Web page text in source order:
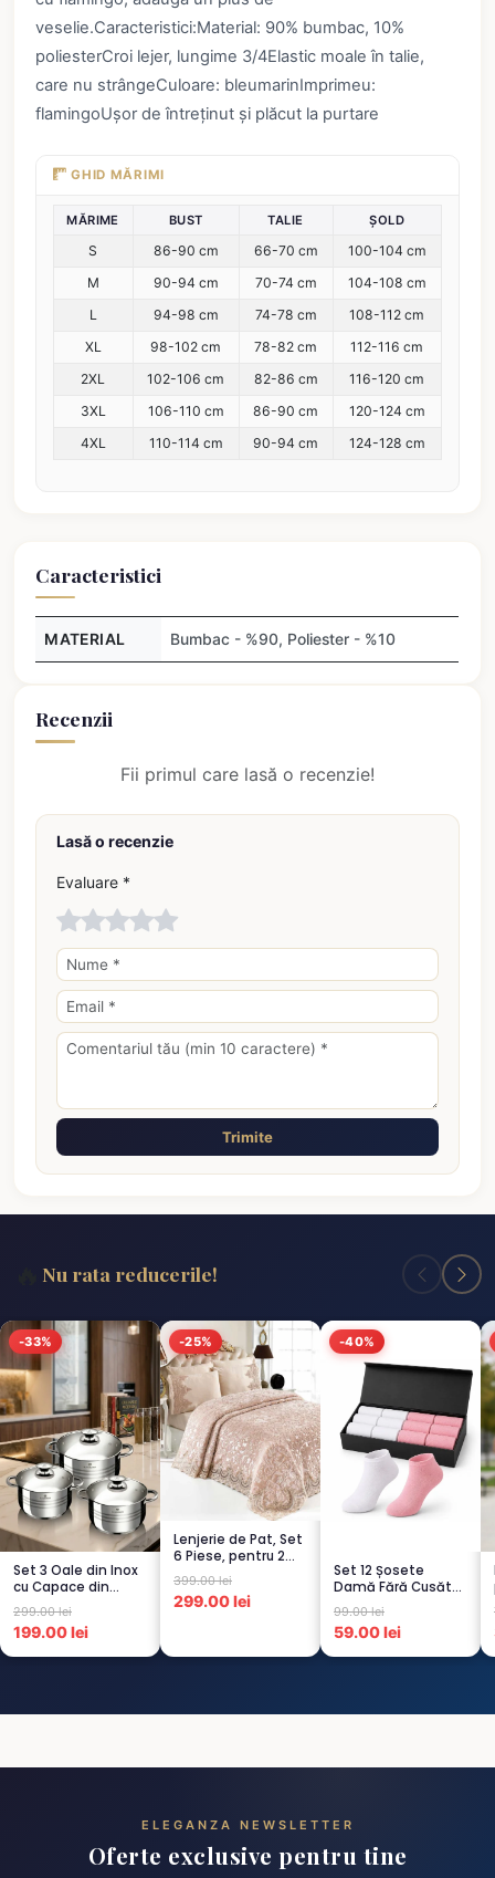
veselie.Caracteristici:Material: 90% bumbac, 10%
poliesterCroi lejer, lungime 3/4Elastic moale în talie,
care nu strângeCuloare: bleumarinImprimeu:
flamingoUșor de întreținut și plăcut la purtare
GHID MĂRIMI
MĂRIME BUST TALIE ȘOLD
S 86-90 cm 66-70 cm
100-104 cm
M
90-94 cm 70-74 cm
104-108 cm
L
94-98 cm 74-78 cm
108-112 cm
XL
98-102 cm 78-82 cm
112-116 cm
2XL
102-106 cm 82-86 cm
116-120 cm
3XL
106-110 cm 86-90 cm
120-124 cm
4XL
110-114 cm 90-94 cm 124-128 cm
Caracteristici
MATERIAL Bumbac - %90, Poliester - %10
Recenzii
Fii primul care lasă o recenzie!
Lasă o recenzie
Evaluare *
Trimite
Nu rata reducerile!
-33%
Set 3 Oale din Inox
cu Capace din
Sticlă
Termorezistent...
299.00 lei
199.00 lei
-25%
Lenjerie de Pat, Set
6 Piese, pentru 2
persoana, CAPUCI...
399.00 lei
299.00 lei
-40%
Set 12 Șosete
Damă Fără Cusături
– 6 Albe + 6 Roz –
Scu...
99.00 lei
59.00 lei
ELEGANZA NEWSLETTER
Oferte exclusive pentru tine